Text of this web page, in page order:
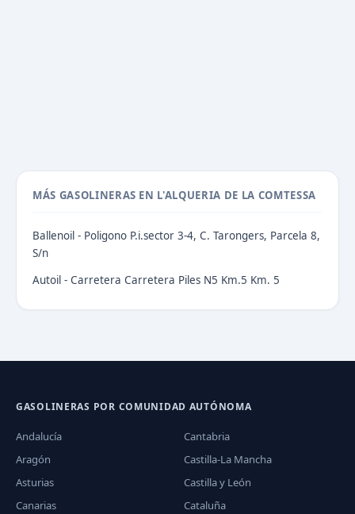
MÁS GASOLINERAS EN L'ALQUERIA DE LA COMTESSA
Ballenoil - Poligono P.i.sector 3-4, C. Tarongers, Parcela 8,
S/n
Autoil - Carretera Carretera Piles N5 Km.5 Km. 5
GASOLINERAS POR COMUNIDAD AUTÓNOMA
Andalucía
Aragón
Asturias
Canarias
Cantabria
Castilla-La Mancha
Castilla y León
Cataluña